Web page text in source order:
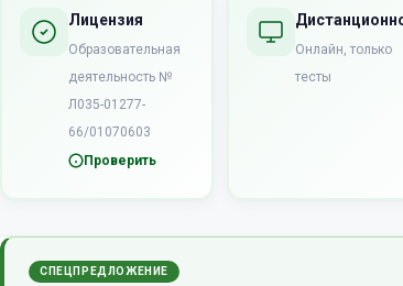
Лицензия
Образовательная
деятельность №
Л035-01277-
66/01070603
Проверить
Онлайн, только
тесты
СПЕЦПРЕДЛОЖЕНИЕ